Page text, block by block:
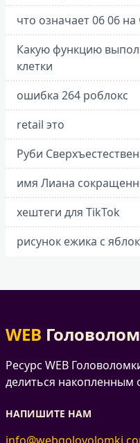
что означает 06 06 на
Какую функцию
клетки
ошибка 264 роблокс
retail это
Руби
имя Лиана
хештеги для TikTok
рисунок ежика с
WEB
Ресурс WEB
делиться
НАПИШИТЕ НАМ